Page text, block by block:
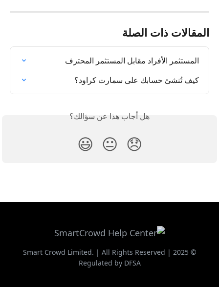
المقالات ذات الصلة
المستثمر الأفراد مقابل المستثمر المحترف
كيف تُنشئ حسابك على سمارت كراود؟
هل أجاب هذا عن سؤالك؟
😞
😐
😃
© 2025 Smart Crowd Limited. | All Rights Reserved |
Regulated by DFSA